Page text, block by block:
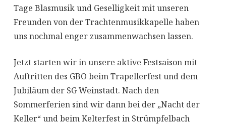
Tage Blasmusik und Geselligkeit mit unseren
Freunden von der Trachtenmusikkapelle haben
uns nochmal enger zusammenwachsen lassen.
Jetzt starten wir in unsere aktive Festsaison mit
Auftritten des GBO beim Trapellerfest und dem
Jubiläum der SG Weinstadt. Nach den
Sommerferien sind wir dann bei der „Nacht der
Keller“ und beim Kelterfest in Strümpfelbach